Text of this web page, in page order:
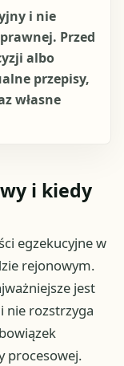
i nie
Przed
albo
przepisy,
własne
i kiedy
egzekucyjne w
rejonowym.
jest
nie rozstrzyga
procesowej.